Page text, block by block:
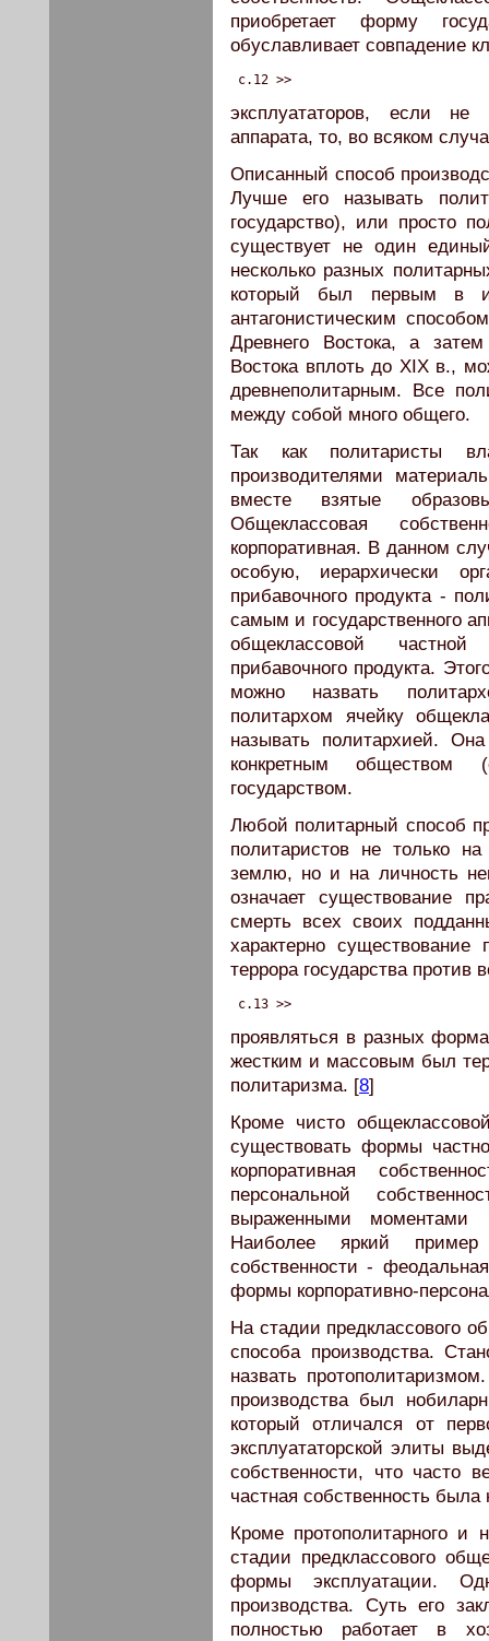
приобретает форму
обуславливает совпадение
c.12 >>
эксплуататоров, если не
аппарата, то, во всяком
Описанный способ
Лучше его называть
государство), или просто
существует не один
несколько разных
который был первым в
антагонистическим
Древнего Востока, а
Востока вплоть до XIX в.,
древнеполитарным. Все
между собой много общего.
Так как политаристы
производителями
вместе взятые
Общеклассовая
корпоративная. В данном
особую, иерархически
прибавочного продукта -
самым и государственного
общеклассовой
прибавочного продукта.
можно назвать
политархом ячейку
называть политархией.
конкретным обществом
государством.
Любой политарный способ
политаристов не только
землю, но и на личность
означает существование
смерть всех своих
характерно существование
террора государства против
c.13 >>
проявляться в разных
жестким и массовым был
политаризма. [8]
Кроме чисто
существовать формы
корпоративная
персональной
выраженными моментами
Наиболее яркий пример
собственности -
формы корпоративно-
На стадии предклассового
способа производства.
назвать
производства был
который отличался от
эксплуататорской элиты
собственности, что часто
частная собственность была
Кроме протополитарного и
стадии предклассового
формы эксплуатации.
производства. Суть его
полностью работает в